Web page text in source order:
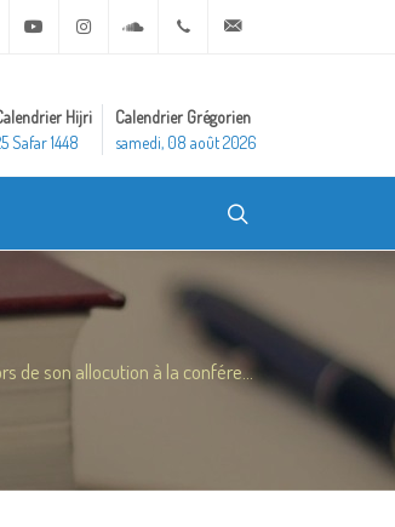
Twitter Youtube Instagram Soundcloud+20 2 25970400
Hijri
Safar 1448
Calendrier Grégorien
samedi, 08 août 2026
de son allocution à la confére...